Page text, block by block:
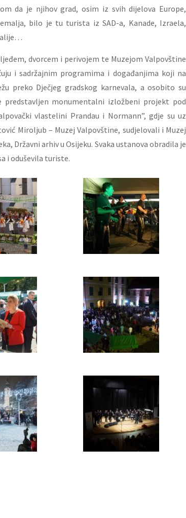
da je njihov grad, osim iz svih dijelova Europe,
bilo je tu turista iz SAD-a, Kanade, Izraela,
dvorcem i perivojem te Muzejom Valpovštine
i sadržajnim programima i događanjima koji na
preko Dječjeg gradskog karnevala, a osobito su
monumentalni izložbeni projekt pod
vlastelini Prandau i Normann”, gdje su uz
Miroljub – Muzej Valpovštine, sudjelovali i Muzej
Državni arhiv u Osijeku. Svaka ustanova obradila je
i oduševila turiste.